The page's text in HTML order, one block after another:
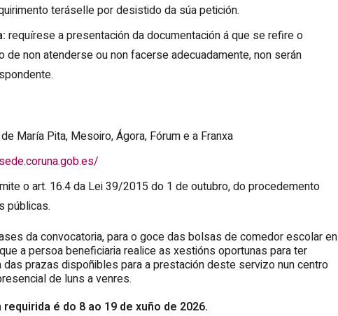
teráselle por desistido da súa petición.
requírese a presentación da documentación á que se refire o
de non atenderse ou non facerse adecuadamente, non serán
María Pita, Mesoiro, Ágora, Fórum e a Franxa
o art. 16.4 da Lei 39/2015 do 1 de outubro, do procedemento
públicas.
da convocatoria, para o goce das bolsas de comedor escolar en
a persoa beneficiaria realice as xestións oportunas para ter
prazas dispoñibles para a prestación deste servizo nun centro
de luns a venres.
é do 8 ao 19 de xuño de 2026.